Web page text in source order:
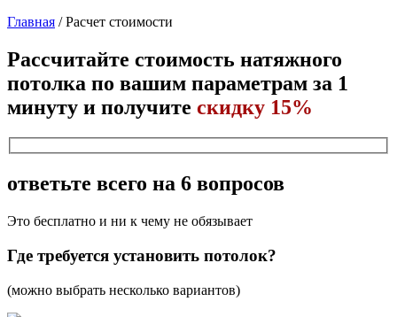
Главная /Расчет стоимости
Рассчитайте стоимость натяжного
потолка по вашим параметрам за 1
минуту и получите скидку 15%
ответьте всего на 6 вопросов
Это бесплатно и ни к чему не обязывает
Где требуется установить потолок?
(можно выбрать несколько вариантов)